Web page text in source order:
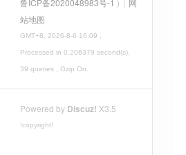
鲁ICP备2020048983号-1 ) | 网
站地图
GMT+8, 2026-8-6 16:09 ,
Processed in 0.206379 second(s),
39 queries , Gzip On.
Powered by Discuz! X3.5
!copyright!